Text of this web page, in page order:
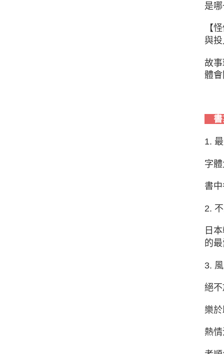
是
【
與
故
體
書
1.
字
書
2.
日
的
3.
絕
樂
熱